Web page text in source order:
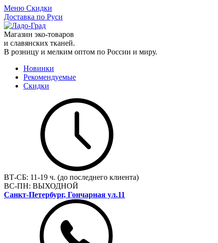
Меню Скидки
Доставка по Руси
Магазин эко-товаров
и славянских тканей.
В розницу и мелким оптом по России и миру.
Новинки
Рекомендуемые
Скидки
ВТ-СБ: 11-19 ч. (до последнего клиента)
ВС-ПН: ВЫХОДНОЙ
Санкт-Петербург, Гончарная ул.11